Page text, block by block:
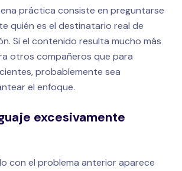
práctica consiste en preguntarse
quién es el destinatario real de
Si el contenido resulta mucho más
otros compañeros que para
probablemente sea
el enfoque.
excesivamente
con el problema anterior aparece